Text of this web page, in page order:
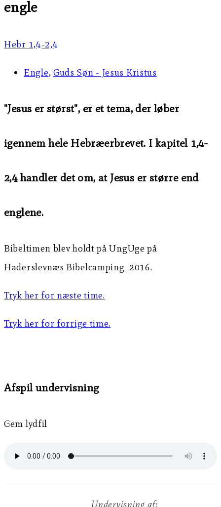
engle
Hebr 1,4-2,4
Engle, Guds Søn - Jesus Kristus
"Jesus er størst", er et tema, der løber
igennem hele Hebræerbrevet. I kapitel 1,4-
2,4 handler det om, at Jesus er større end
englene.
Bibeltimen blev holdt på UngUge på
Haderslevnæs Bibelcamping 2016.
Tryk her for næste time.
Tryk her for forrige time.
Afspil undervisning
Gem lydfil
Undervisning af: